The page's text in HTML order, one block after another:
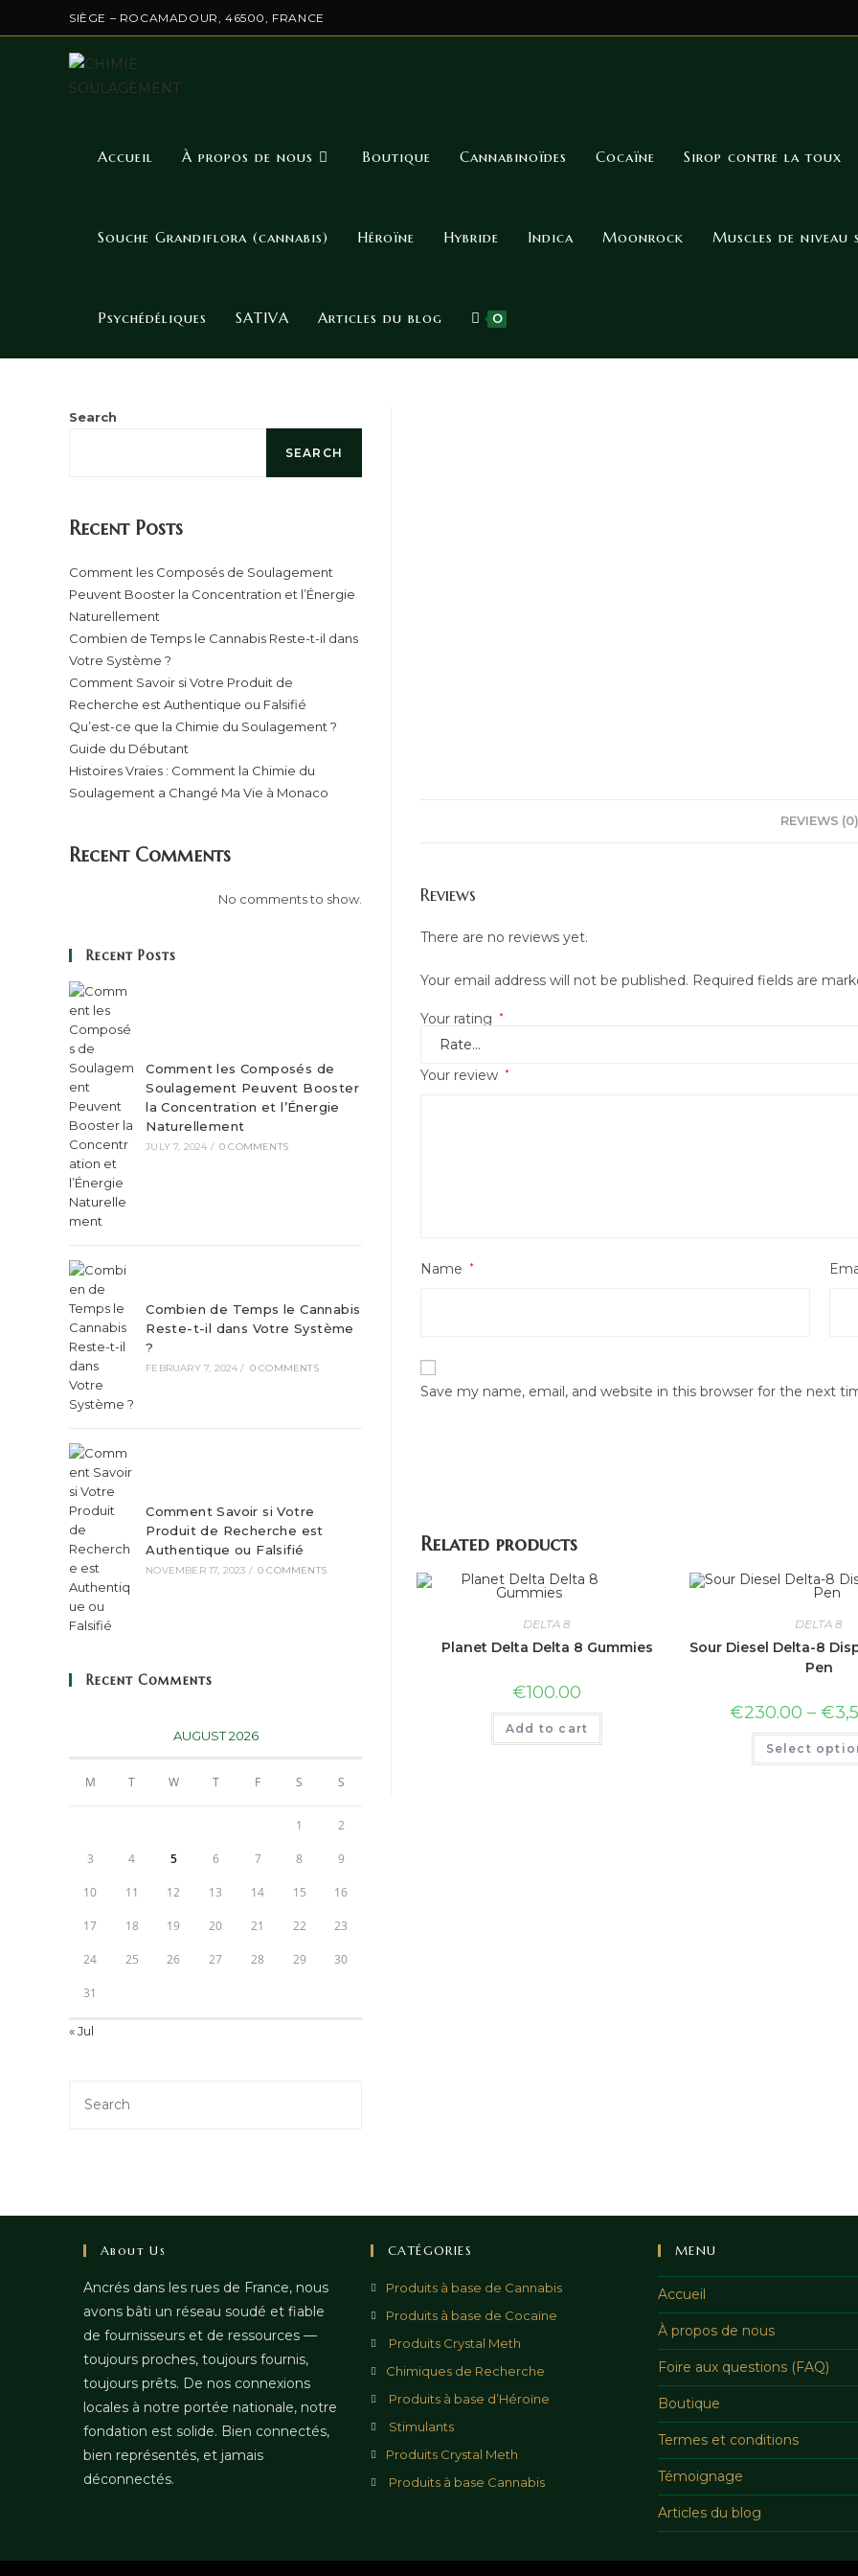
SIÈGE – ROCAMADOUR, 46500, FRANCE
Accueil À propos de nous Boutique Cannabinoïdes Cocaïne Sirop contre la toux
Souche Grandiflora (cannabis) Héroïne Hybride Indica Moonrock Muscles de niveau
Psychédéliques SATIVA Articles du blog 0
REVIEWS (0)
Reviews
There are no reviews yet.
Your email address will not be published. Required fields are
Your rating *
Your review *
Name *
Save my name, email, and website in this browser for the next
Related products
DELTA 8
Planet Delta Delta 8 Gummies
€100.00
Add to cart
DELTA 8
Sour Diesel Delta-8
Pen
€230.00 – €
Select
Search
SEARCH
Recent Posts
Comment les Composés de Soulagement
Peuvent Booster la Concentration et l’Énergie
Naturellement
Combien de Temps le Cannabis Reste-t-il dans
Votre Système ?
Comment Savoir si Votre Produit de
Recherche est Authentique ou Falsifié
Qu’est-ce que la Chimie du Soulagement ?
Guide du Débutant
Histoires Vraies : Comment la Chimie du
Soulagement a Changé Ma Vie à Monaco
Recent Comments
No comments to show.
Recent Posts
Comment les Composés de
Soulagement Peuvent Booster
la Concentration et l’Énergie
Naturellement
JULY 7, 2024 / 0 COMMENTS
Combien de Temps le Cannabis
Reste-t-il dans Votre Système
?
FEBRUARY 7, 2024 / 0 COMMENTS
Comment Savoir si Votre
Produit de Recherche est
Authentique ou Falsifié
NOVEMBER 17, 2023 / 0 COMMENTS
Recent Comments
AUGUST 2026
M T W T F S S
1 2
3 4 5 6 7 8 9
10 11 12 13 14 15 16
17 18 19 20 21 22 23
24 25 26 27 28 29 30
31
« Jul
About Us
Ancrés dans les rues de France, nous
avons bâti un réseau soudé et fiable
de fournisseurs et de ressources —
toujours proches, toujours fournis,
toujours prêts. De nos connexions
locales à notre portée nationale, notre
fondation est solide. Bien connectés,
bien représentés, et jamais
déconnectés.
CATÉGORIES
Produits à base de Cannabis
Produits à base de Cocaïne
Produits Crystal Meth
Chimiques de Recherche
Produits à base d’Héroïne
Stimulants
Produits Crystal Meth
Produits à base Cannabis
MENU
Accueil
À propos de nous
Foire aux questions (FAQ)
Boutique
Termes et conditions
Témoignage
Articles du blog